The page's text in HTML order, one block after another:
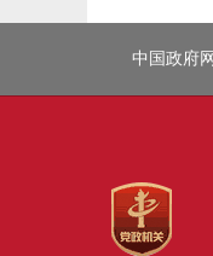
中国政府